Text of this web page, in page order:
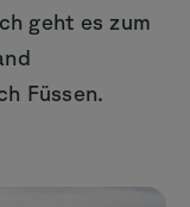
geht es zum
Füssen.